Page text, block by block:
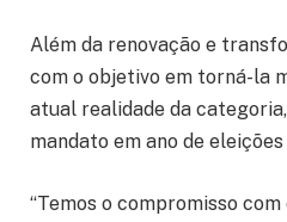
Além da renovação e
com o objetivo em torná-la
atual realidade da
mandato em ano de
“Temos o compromisso